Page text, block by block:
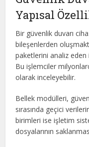
Yapısal
Bir güvenlik duvarı
bileşenlerden
paketlerini analiz
Bu işlemciler
olarak inceleyebilir.
Bellek modülleri,
sırasında geçici
birimleri ise işletim
dosyalarının